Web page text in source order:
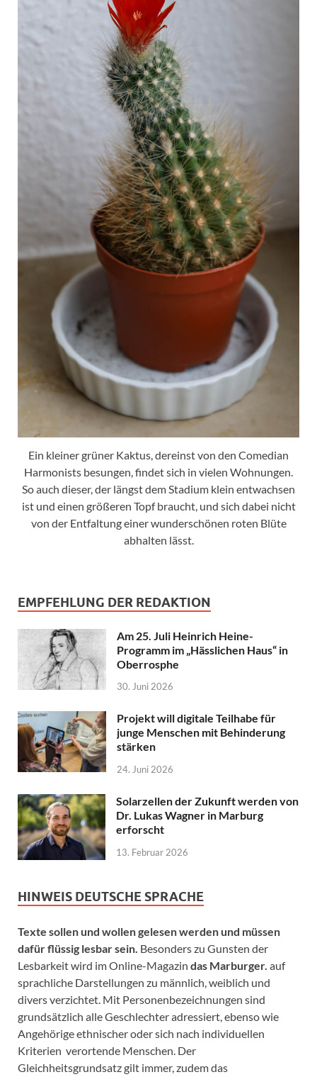
Ein kleiner grüner Kaktus, dereinst von den Comedian
Harmonists besungen, findet sich in vielen Wohnungen.
So auch dieser, der längst dem Stadium klein entwachsen
ist und einen größeren Topf braucht, und sich dabei nicht
von der Entfaltung einer wunderschönen roten Blüte
abhalten lässt.
EMPFEHLUNG DER REDAKTION
Am 25. Juli Heinrich Heine-
Programm im „Hässlichen Haus“ in
Oberrosphe
30. Juni 2026
Projekt will digitale Teilhabe für
junge Menschen mit Behinderung
stärken
24. Juni 2026
Solarzellen der Zukunft werden von
Dr. Lukas Wagner in Marburg
erforscht
13. Februar 2026
HINWEIS DEUTSCHE SPRACHE
Texte sollen und wollen gelesen werden und müssen
dafür flüssig lesbar sein. Besonders zu Gunsten der
Lesbarkeit wird im Online-Magazin das Marburger. auf
sprachliche Darstellungen zu männlich, weiblich und
divers verzichtet. Mit Personenbezeichnungen sind
grundsätzlich alle Geschlechter adressiert, ebenso wie
Angehörige ethnischer oder sich nach individuellen
Kriterien verortende Menschen. Der
Gleichheitsgrundsatz gilt immer, zudem das